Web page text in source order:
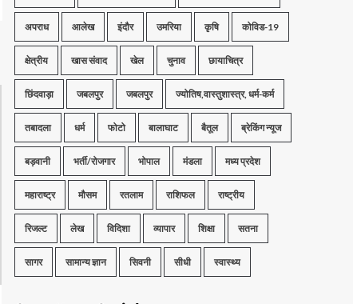
अपराध आलेख इंदौर उमरिया कृषि कोविड-19
क्षेत्रीय खास संवाद खेल चुनाव छायाचित्र
छिंदवाड़ा जबलपुर जबलपुर ज्योतिष,वास्तुशास्त्र, धर्म-कर्म
तबादला धर्म फोटो बालाघाट बैतूल ब्रेकिंग न्यूज
बड़वानी भर्ती/रोजगार भोपाल मंडला मध्य प्रदेश
महाराष्ट्र मौसम रतलाम राशिफल राष्ट्रीय
रिजल्ट लेख विदिशा व्यापार शिक्षा सतना
सागर सामान्य ज्ञान सिवनी सीधी स्वास्थ्य